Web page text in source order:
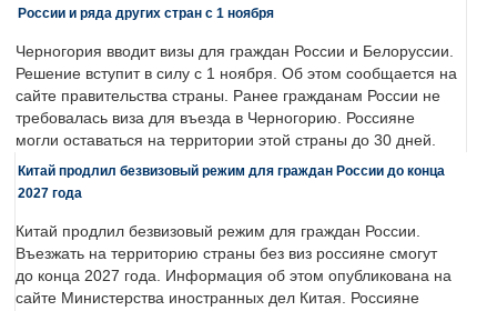
России и ряда других стран с 1 ноября
Черногория вводит визы для граждан России и Белоруссии.
Решение вступит в силу с 1 ноября. Об этом сообщается на
сайте правительства страны. Ранее гражданам России не
требовалась виза для въезда в Черногорию. Россияне
могли оставаться на территории этой страны до 30 дней.
Китай продлил безвизовый режим для граждан России до конца
2027 года
Китай продлил безвизовый режим для граждан России.
Въезжать на территорию страны без виз россияне смогут
до конца 2027 года. Информация об этом опубликована на
сайте Министерства иностранных дел Китая. Россияне